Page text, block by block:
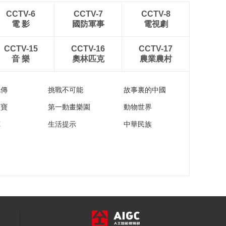
国》—AI春晚片头曲
00:02:19
想未来电影的可能性
00:09:56
视频 一镜到底
00:02:07
的味道
AIGC作品 | 龙年的传
00:02:27
CCTV-6
電 影
CCTV-7
國防軍事
CCTV-8
電視劇
CCTV-15
音 樂
CCTV-16
奧林匹克
CCTV-17
農業農村
挑戰不可能 故事裏的中國
第一動畫樂園 動物世界
生活提示 中華民族